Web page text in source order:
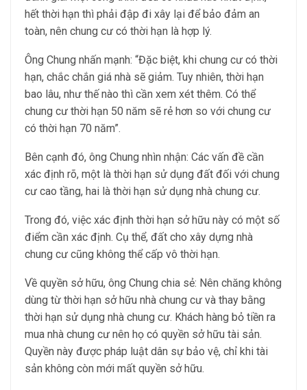
hết thời hạn thì phải đập đi xây lại để bảo đảm an
toàn, nên chung cư có thời hạn là hợp lý.
Ông Chung nhấn mạnh: “Đặc biệt, khi chung cư có thời
hạn, chắc chắn giá nhà sẽ giảm. Tuy nhiên, thời hạn
bao lâu, như thế nào thì cần xem xét thêm. Có thể
chung cư thời hạn 50 năm sẽ rẻ hơn so với chung cư
có thời hạn 70 năm”.
Bên cạnh đó, ông Chung nhìn nhận: Các vấn đề cần
xác định rõ, một là thời hạn sử dụng đất đối với chung
cư cao tầng, hai là thời hạn sử dụng nhà chung cư.
Trong đó, việc xác định thời hạn sở hữu này có một số
điểm cần xác định. Cụ thể, đất cho xây dựng nhà
chung cư cũng không thể cấp vô thời hạn.
Về quyền sở hữu, ông Chung chia sẻ: Nên chăng không
dùng từ thời hạn sở hữu nhà chung cư và thay bằng
thời hạn sử dụng nhà chung cư. Khách hàng bỏ tiền ra
mua nhà chung cư nên họ có quyền sở hữu tài sản.
Quyền này được pháp luật dân sự bảo vệ, chỉ khi tài
sản không còn mới mất quyền sở hữu.